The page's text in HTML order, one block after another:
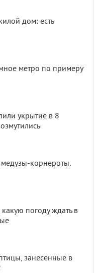
дом: есть
метро по примеру
укрытие в 8
корнероты.
погоду ждать в
занесенные в